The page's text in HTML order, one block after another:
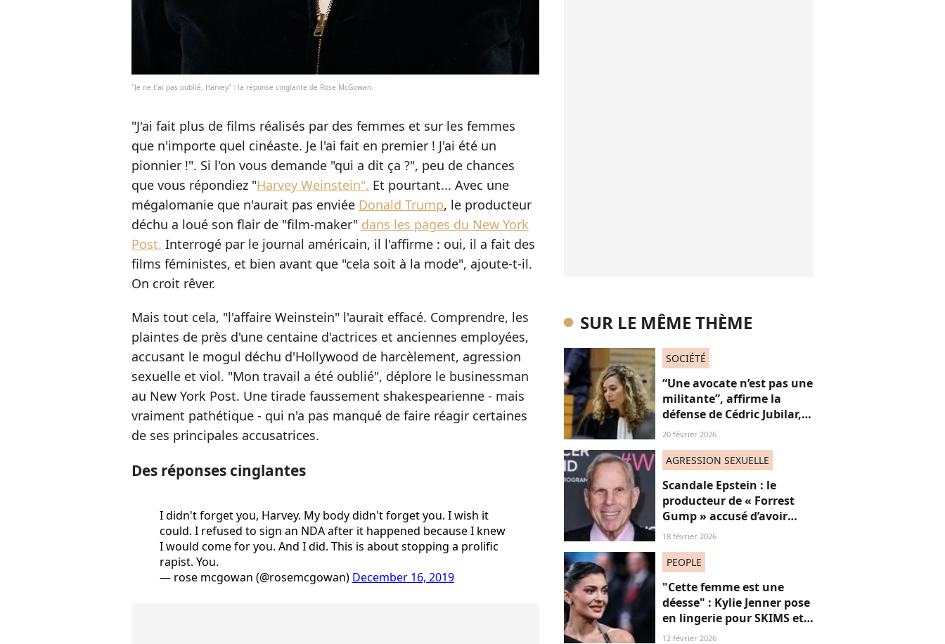
"Je ne t'ai pas oublié, Harvey" : la réponse cinglante de Rose McGowan.
"J'ai fait plus de films réalisés par des femmes et sur les femmes
que n'importe quel cinéaste. Je l'ai fait en premier ! J'ai été un
pionnier !". Si l'on vous demande "qui a dit ça ?", peu de chances
que vous répondiez "Harvey Weinstein". Et pourtant... Avec une
mégalomanie que n'aurait pas enviée Donald Trump, le producteur
déchu a loué son flair de "film-maker" dans les pages du New York
Post. Interrogé par le journal américain, il l'affirme : oui, il a fait des
films féministes, et bien avant que "cela soit à la mode", ajoute-t-il.
On croit rêver.
Mais tout cela, "l'affaire Weinstein" l'aurait effacé. Comprendre, les
plaintes de près d'une centaine d'actrices et anciennes employées,
accusant le mogul déchu d'Hollywood de harcèlement, agression
sexuelle et viol. "Mon travail a été oublié", déplore le businessman
au New York Post. Une tirade faussement shakespearienne - mais
vraiment pathétique - qui n'a pas manqué de faire réagir certaines
de ses principales accusatrices.
Des réponses cinglantes
I didn't forget you, Harvey. My body didn't forget you. I wish it
could. I refused to sign an NDA after it happened because I knew
I would come for you. And I did. This is about stopping a prolific
rapist. You.
— rose mcgowan (@rosemcgowan) December 16, 2019
SUR LE MÊME THÈME
SOCIÉTÉ
“Une avocate n’est pas une
militante”, affirme la
défense de Cédric Jubilar,
pour qui une femme peut
homme accusé" : une prise
20 février 2026
AGRESSION SEXUELLE
Scandale Epstein : le
producteur de « Forrest
Gump » accusé d’avoir
sexuellement agressé une
18 février 2026
PEOPLE
"Cette femme est une
déesse" : Kylie Jenner pose
en lingerie pour SKIMS et
subjugue les internautes
12 février 2026